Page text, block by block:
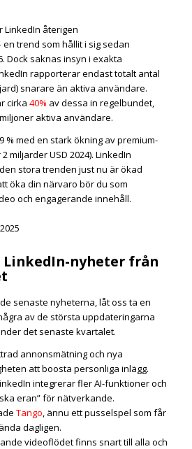
återigen
en trend som hållit i sig sedan
Dock saknas insyn i exakta
rapporterar endast totalt antal
snarare än aktiva användare.
cirka 40% av dessa in regelbundet,
aktiva användare.
% med en stark ökning av premium-
miljarder USD 2024). LinkedIn
stora trenden just nu är ökad
öka din närvaro bör du som
och engagerande innehåll.
nyheter från
senaste nyheterna, låt oss ta en
av de största uppdateringarna
det senaste kvartalet.
annonsmätning och nya
att boosta personliga inlägg.
integrerar fler AI-funktioner och
eran” för nätverkande.
Tango, ännu ett pusselspel som får
dagligen.
videoflödet finns snart till alla och